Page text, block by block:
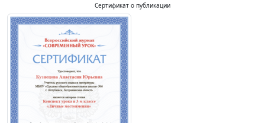
Сертификат о публикации